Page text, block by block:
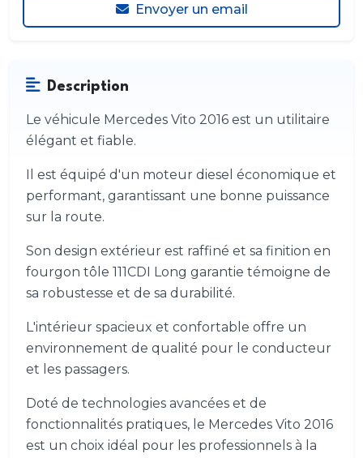
Envoyer un email
Description
Le véhicule Mercedes Vito 2016 est un utilitaire
élégant et fiable.
Il est équipé d'un moteur diesel économique et
performant, garantissant une bonne puissance
sur la route.
Son design extérieur est raffiné et sa finition en
fourgon tôle 111CDI Long garantie témoigne de
sa robustesse et de sa durabilité.
L'intérieur spacieux et confortable offre un
environnement de qualité pour le conducteur
et les passagers.
Doté de technologies avancées et de
fonctionnalités pratiques, le Mercedes Vito 2016
est un choix idéal pour les professionnels à la